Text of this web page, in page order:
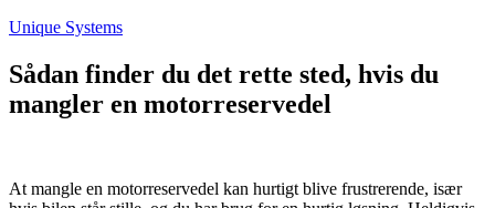
Fortsæt
indhold
Unique Systems
Sådan finder du det rette sted, hvis du
mangler en motorreservedel
At mangle en motorreservedel kan hurtigt blive frustrerende, især